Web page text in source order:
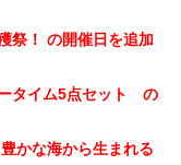
祭！ の開催日を追加
タイム5点セット の
かな海から生まれる